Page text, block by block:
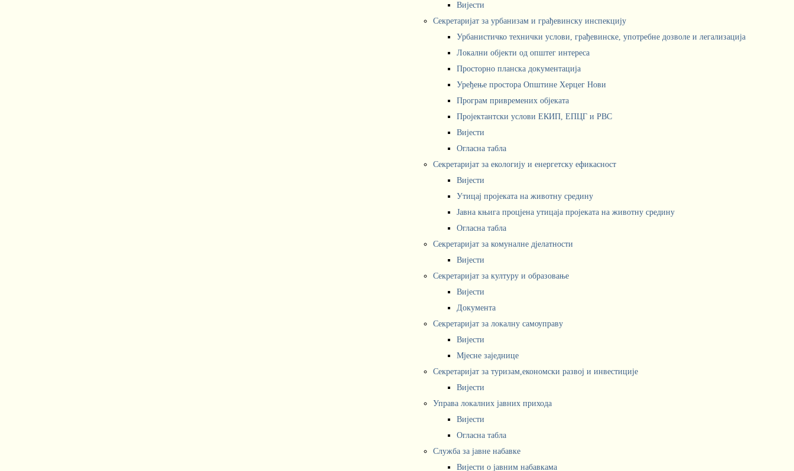
Вијести
Секретаријат за урбанизам и грађевинску инспекцију
Урбанистичко технички услови, грађевинске, употребне дозволе и легализација
Локални објекти од општег интереса
Просторно планска документација
Уређење простора Општине Херцег Нови
Програм привремених објеката
Пројектантски услови ЕКИП, ЕПЦГ и РВС
Вијести
Огласна табла
Секретаријат за екологију и енергетску ефикасност
Вијести
Утицај пројеката на животну средину
Јавна књига процјена утицаја пројеката на животну средину
Огласна табла
Секретаријат за комуналне дјелатности
Вијести
Секретаријат за културу и образовање
Вијести
Документа
Секретаријат за локалну самоуправу
Вијести
Мјесне заједнице
Секретаријат за туризам,економски развој и инвестиције
Вијести
Управа локалних јавних прихода
Вијести
Огласна табла
Служба за јавне набавке
Вијести о јавним набавкама